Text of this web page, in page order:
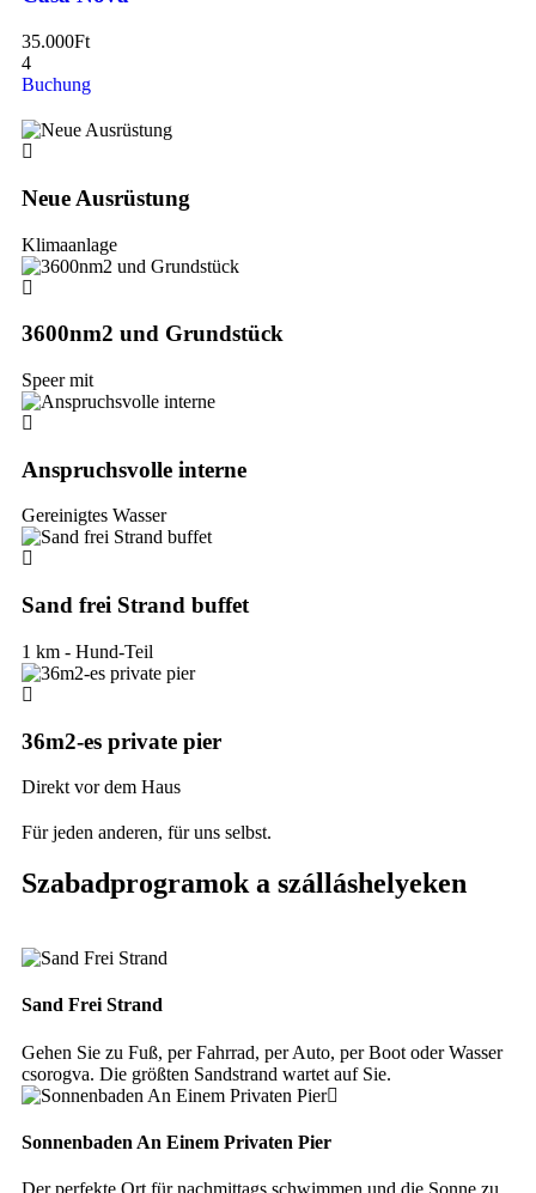
35.000Ft
4
Buchung
Neue Ausrüstung
Klimaanlage
3600nm2 und Grundstück
Speer mit
Anspruchsvolle interne
Gereinigtes Wasser
Sand frei Strand buffet
1 km - Hund-Teil
36m2-es private pier
Direkt vor dem Haus
Für jeden anderen, für uns selbst.
Szabadprogramok a szálláshelyeken
Sand Frei Strand
Gehen Sie zu Fuß, per Fahrrad, per Auto, per Boot oder Wasser
csorogva. Die größten Sandstrand wartet auf Sie.
Sonnenbaden An Einem Privaten Pier